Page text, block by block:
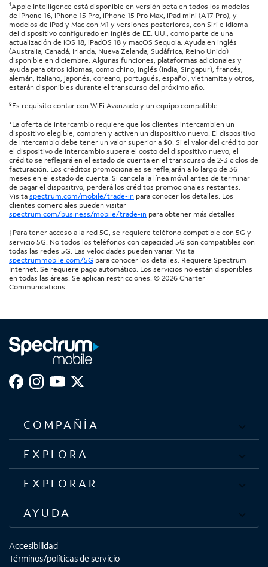
1Apple Intelligence está disponible en versión beta en todos los modelos
de iPhone 16, iPhone 15 Pro, iPhone 15 Pro Max, iPad mini (A17 Pro), y
modelos de iPad y Mac con M1 y versiones posteriores, con Siri e idioma
del dispositivo configurado en inglés de EE. UU., como parte de una
actualización de iOS 18, iPadOS 18 y macOS Sequoia. Ayuda en inglés
(Australia, Canadá, Irlanda, Nueva Zelanda, Sudáfrica, Reino Unido)
disponible en diciembre. Algunas funciones, plataformas adicionales y
ayuda para otros idiomas, como chino, inglés (India, Singapur), francés,
alemán, italiano, japonés, coreano, portugués, español, vietnamita y otros,
estarán disponibles durante el transcurso del próximo año.
§Es requisito contar con WiFi Avanzado y un equipo compatible.
*La oferta de intercambio requiere que los clientes intercambien un
dispositivo elegible, compren y activen un dispositivo nuevo. El dispositivo
de intercambio debe tener un valor superior a $0. Si el valor del crédito por
el dispositivo de intercambio supera el costo del dispositivo nuevo, el
crédito se reflejará en el estado de cuenta en el transcurso de 2-3 ciclos de
facturación. Los créditos promocionales se reflejarán a lo largo de 36
meses en el estado de cuenta. Si cancela la línea móvil antes de terminar
de pagar el dispositivo, perderá los créditos promocionales restantes.
Visita spectrum.com/mobile/trade-in para conocer los detalles. Los
clientes comerciales pueden visitar
spectrum.com/business/mobile/trade-in para obtener más detalles
‡Para tener acceso a la red 5G, se requiere teléfono compatible con 5G y
servicio 5G. No todos los teléfonos con capacidad 5G son compatibles con
todas las redes 5G. Las velocidades pueden variar. Visita
spectrummobile.com/5G para conocer los detalles. Requiere Spectrum
Internet. Se requiere pago automático. Los servicios no están disponibles
en todas las áreas. Se aplican restricciones. © 2026 Charter
Communications.
COMPAÑÍA
EXPLORA
EXPLORAR
AYUDA
Accesibilidad
Términos/políticas de servicio